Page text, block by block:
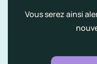
Vous serez ainsi